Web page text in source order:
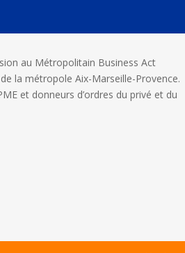
au Métropolitain Business Act
la métropole Aix-Marseille-Provence.
et donneurs d’ordres du privé et du